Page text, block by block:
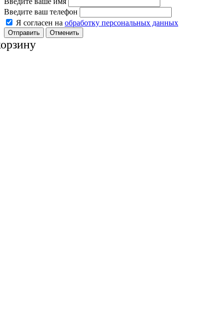
Введите ваш телефон
Я согласен на обработку персональных данных
Отменить